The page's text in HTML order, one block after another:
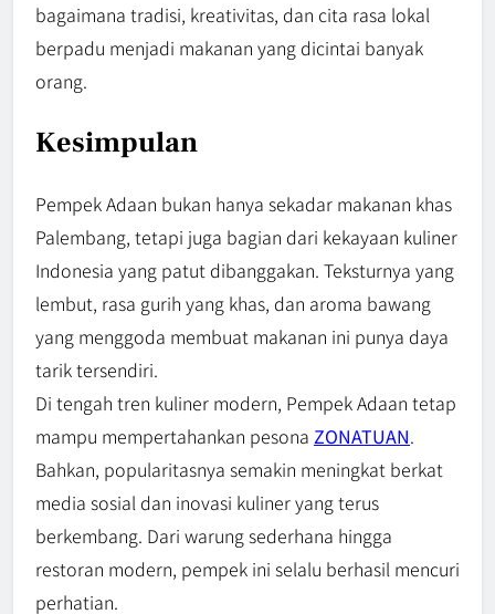
bagaimana tradisi, kreativitas, dan cita rasa lokal
berpadu menjadi makanan yang dicintai banyak
orang.
Kesimpulan
Pempek Adaan bukan hanya sekadar makanan khas
Palembang, tetapi juga bagian dari kekayaan kuliner
Indonesia yang patut dibanggakan. Teksturnya yang
lembut, rasa gurih yang khas, dan aroma bawang
yang menggoda membuat makanan ini punya daya
tarik tersendiri.
Di tengah tren kuliner modern, Pempek Adaan tetap
mampu mempertahankan pesona ZONATUAN.
Bahkan, popularitasnya semakin meningkat berkat
media sosial dan inovasi kuliner yang terus
berkembang. Dari warung sederhana hingga
restoran modern, pempek ini selalu berhasil mencuri
perhatian.